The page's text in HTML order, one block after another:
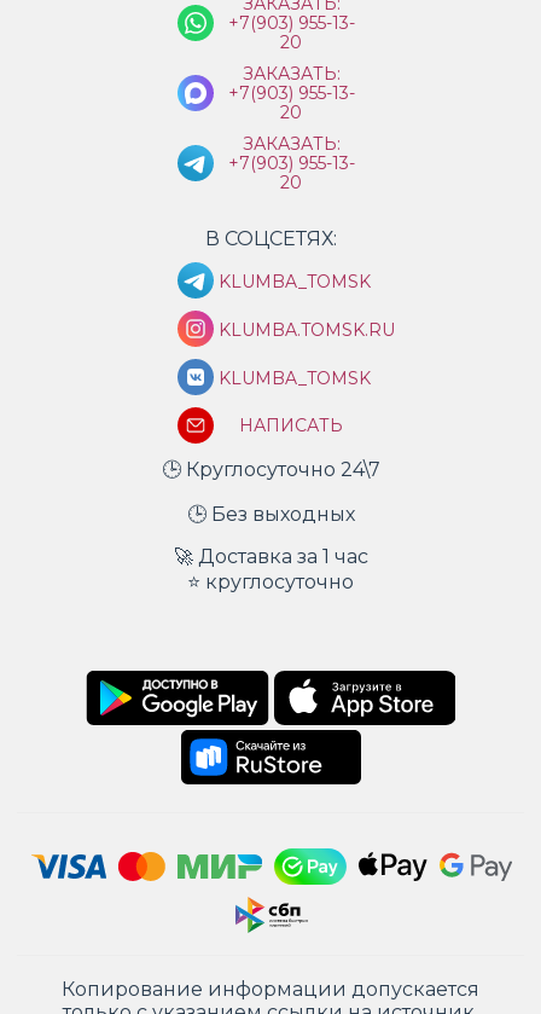
+7(903) 955-13-
20
ЗАКАЗАТЬ:
+7(903) 955-13-
20
ЗАКАЗАТЬ:
+7(903) 955-13-
20
В СОЦСЕТЯХ:
KLUMBA_TOMSK
KLUMBA.TOMSK.RU
KLUMBA_TOMSK
НАПИСАТЬ
🕒 Круглосуточно 24\7
🕒 Без выходных
🚀 Доставка за 1 час
⭐ круглосуточно
Копирование информации допускается